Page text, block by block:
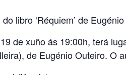
libro ‘Réquiem’ de
de xuño ás 19:00h, terá
de Eugénio Outeiro. O